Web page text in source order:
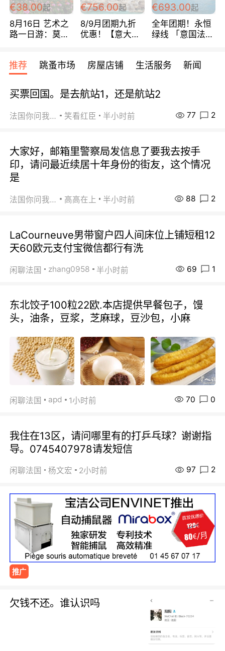
€38.00起
8月16日 艺术之
路一日游：莫奈
€756.00起
8/9月团期九折
优惠！【意大利
所有日期铁发！
108欧/天起 全程
756欧/位
€693.00起
全年团期！永恒
绿线 「意国法
欧/天起 ~包拼房
推荐 跳蚤市场 房屋店铺 生活服务 新闻
买票回国。是去航站1，还是航站2
法国你问我答 笑看红臣 半小时前 77 2
大家好，邮箱里警察局发信息了要我去按手
印，请问最近续居十年身份的街友，这个情况
是
法国你问我答 高高在上 半小时前 88 2
LaCourneuve男带窗户四人间床位上铺短租12
天60欧元支付宝微信都行有洗
闲聊法国 zhang0958 半小时前 69 1
东北饺子100粒22欧.本店提供早餐包子，馒
头，油条，豆浆，芝麻球，豆沙包，小麻
闲聊法国 apd 1小时前 70 0
我住在13区，请问哪里有的打乒乓球？谢谢指
导。0745407978请发短信
闲聊法国 杨文宏 2小时前 97 2
推广
欠钱不还。谁认识吗